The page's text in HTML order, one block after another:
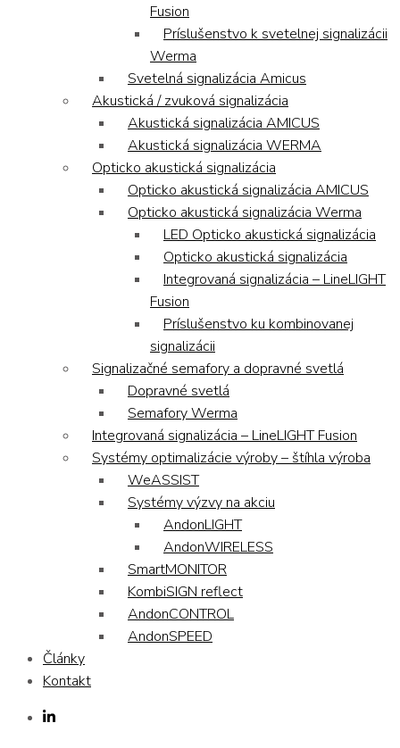
Fusion
Príslušenstvo k svetelnej signalizácii
Werma
Svetelná signalizácia Amicus
Akustická / zvuková signalizácia
Akustická signalizácia AMICUS
Akustická signalizácia WERMA
Opticko akustická signalizácia
Opticko akustická signalizácia AMICUS
Opticko akustická signalizácia Werma
LED Opticko akustická signalizácia
Opticko akustická signalizácia
Integrovaná signalizácia – LineLIGHT
Fusion
Príslušenstvo ku kombinovanej
signalizácii
Signalizačné semafory a dopravné svetlá
Dopravné svetlá
Semafory Werma
Integrovaná signalizácia – LineLIGHT Fusion
Systémy optimalizácie výroby – štíhla výroba
WeASSIST
Systémy výzvy na akciu
AndonLIGHT
AndonWIRELESS
SmartMONITOR
KombiSIGN reflect
AndonCONTROL
AndonSPEED
Články
Kontakt